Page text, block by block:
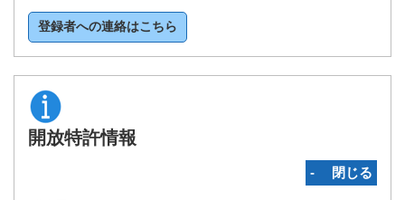
登録者への連絡はこちら
開放特許情報
‐ 閉じる